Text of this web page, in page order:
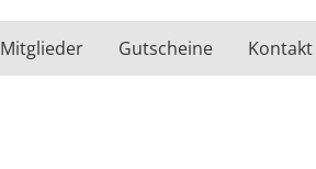
Mitglieder Gutscheine Kontakt